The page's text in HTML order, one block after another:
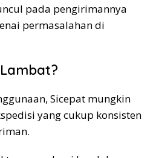
pada pengirimannya
permasalahan di
Sicepat mungkin
yang cukup konsisten